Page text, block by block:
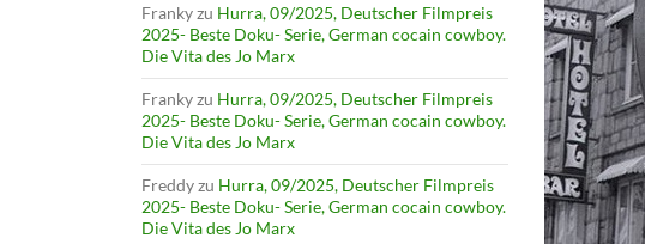
Frankyzu Hurra, 09/2025, Deutscher Filmpreis
2025- Beste Doku- Serie, German cocain cowboy.
Die Vita des Jo Marx
Frankyzu Hurra, 09/2025, Deutscher Filmpreis
2025- Beste Doku- Serie, German cocain cowboy.
Die Vita des Jo Marx
Freddyzu Hurra, 09/2025, Deutscher Filmpreis
2025- Beste Doku- Serie, German cocain cowboy.
Die Vita des Jo Marx